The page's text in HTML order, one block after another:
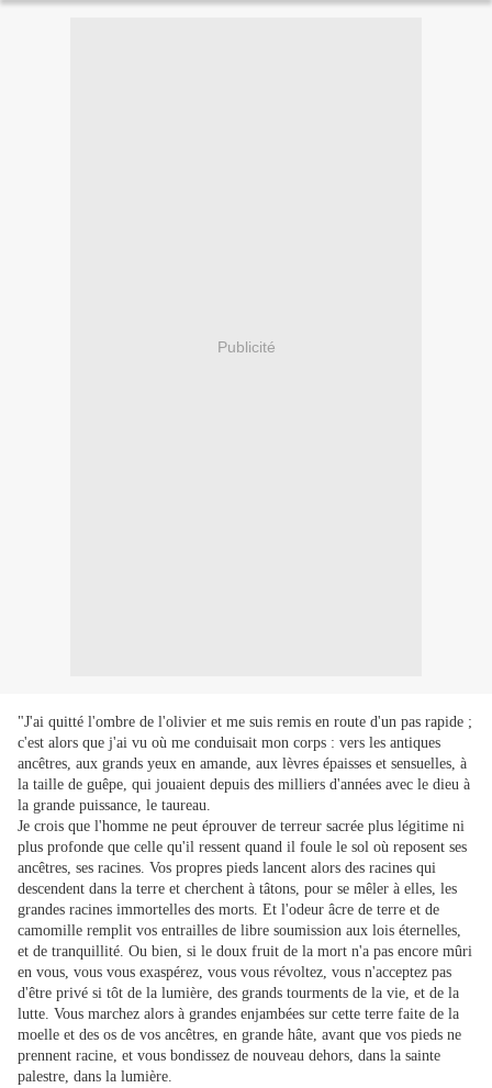
Publicité
"J'ai quitté l'ombre de l'olivier et me suis remis en route d'un pas rapide ;
c'est alors que j'ai vu où me conduisait mon corps : vers les antiques
ancêtres, aux grands yeux en amande, aux lèvres épaisses et sensuelles, à
la taille de guêpe, qui jouaient depuis des milliers d'années avec le dieu à
la grande puissance, le taureau.
Je crois que l'homme ne peut éprouver de terreur sacrée plus légitime ni
plus profonde que celle qu'il ressent quand il foule le sol où reposent ses
ancêtres, ses racines. Vos propres pieds lancent alors des racines qui
descendent dans la terre et cherchent à tâtons, pour se mêler à elles, les
grandes racines immortelles des morts. Et l'odeur âcre de terre et de
camomille remplit vos entrailles de libre soumission aux lois éternelles,
et de tranquillité. Ou bien, si le doux fruit de la mort n'a pas encore mûri
en vous, vous vous exaspérez, vous vous révoltez, vous n'acceptez pas
d'être privé si tôt de la lumière, des grands tourments de la vie, et de la
lutte. Vous marchez alors à grandes enjambées sur cette terre faite de la
moelle et des os de vos ancêtres, en grande hâte, avant que vos pieds ne
prennent racine, et vous bondissez de nouveau dehors, dans la sainte
palestre, dans la lumière.